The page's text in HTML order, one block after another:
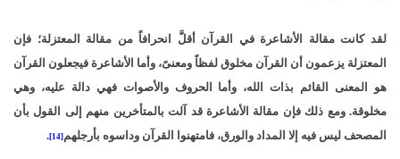
لقد كانت مقالة الأشاعرة في القرآن أقلَّ انحرافاً من مقالة المعتزلة؛ فإن
المعتزلة يزعمون أن القرآن مخلوق لفظاً ومعنىً، وأما الأشاعرة فيجعلون القرآن
هو المعنى القائم بذات الله، وأما الحروف والأصوات فهي دالة عليه، وهي
مخلوقة. ومع ذلك فإن مقالة الأشاعرة قد آلت بالمتأخرين منهم إلى القول بأن
المصحف ليس فيه إلا المداد والورق، فامتهنوا القرآن وداسوه بأرجلهم [14]
.